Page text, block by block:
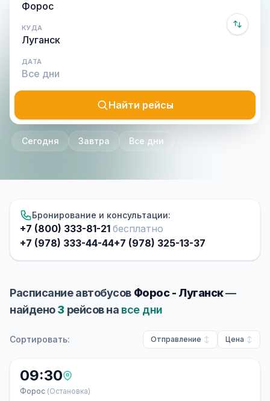
КУДА
ДАТА
Найти рейсы
Сегодня Завтра Все дни
Бронирование и консультации:
+7 (800) 333-81-21 бесплатно
+7 (978) 333-44-44+7 (978) 325-13-37
Расписание автобусов Форос - Луганск—
найдено3 рейсов на все дни
Сортировать: Отправление Цена
09:30
Форос (Остановка)